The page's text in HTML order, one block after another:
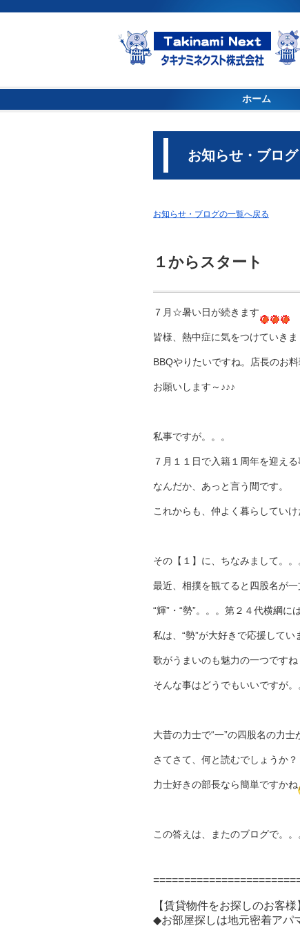
ホーム
お知らせ・ブログ
お知らせ・ブログの一覧へ戻る
１からスタート
７月☆暑い日が続きます
皆様、熱中症に気をつけていき
BBQやりたいですね。店長のお
お願いします～♪♪♪
私事ですが。。。
７月１１日で入籍１周年を迎え
なんだか、あっと言う間です。
これからも、仲よく暮らしていけ
その【１】に、ちなみまして。。
最近、相撲を観てると四股名が一
“輝”・“勢”。。。第２４代横綱に
私は、“勢”が大好きで応援してい
歌がうまいのも魅力の一つですね
そんな事はどうでもいいですが
大昔の力士で“一”の四股名の力士
さてさて、何と読むでしょうか？
力士好きの部長なら簡単ですかね
この答えは、またのブログで。。
【賃貸物件をお探しのお客様
◆お部屋探しは地元密着アパ